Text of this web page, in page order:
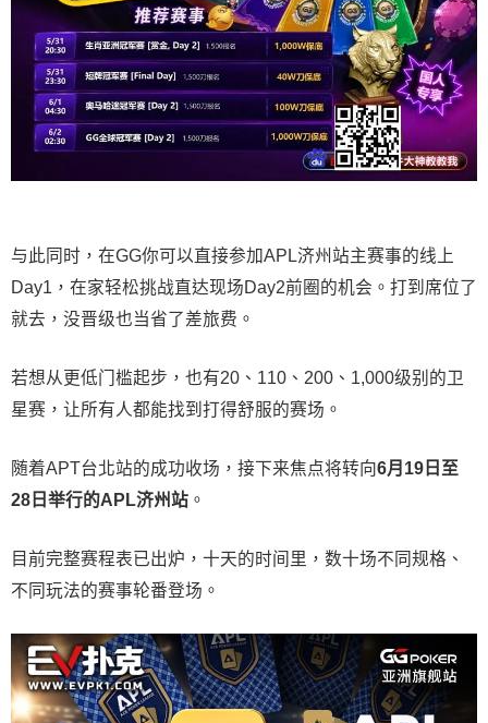
与此同时，在GG你可以直接参加APL济州站主赛事的线上
Day1，在家轻松挑战直达现场Day2前圈的机会。打到席位了
就去，没晋级也当省了差旅费。
若想从更低门槛起步，也有20、110、200、1,000级别的卫
星赛，让所有人都能找到打得舒服的赛场。
随着APT台北站的成功收场，接下来焦点将转向6月 19 日至
28 日举行的APL济州站 。
目前完整赛程表已出炉，十天的时间里，数十场不同规格、
不同玩法的赛事轮番登场。